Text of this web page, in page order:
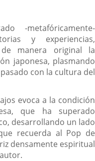
-metafóricamente-
y experiencias,
manera original la
japonesa, plasmando
con la cultura del
evoca a la condición
que ha superado
desarrollando un lado
recuerda al Pop de
densamente espiritual